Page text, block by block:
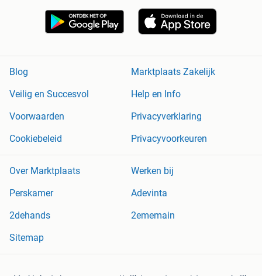
Blog
Marktplaats Zakelijk
Veilig en Succesvol
Help en Info
Voorwaarden
Privacyverklaring
Cookiebeleid
Privacyvoorkeuren
Over Marktplaats
Werken bij
Perskamer
Adevinta
2dehands
2ememain
Sitemap